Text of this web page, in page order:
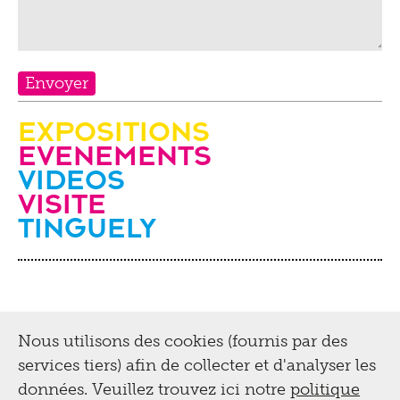
Expositions
evenements
videos
Visite
Tinguely
Nous utilisons des cookies (fournis par des
services tiers) afin de collecter et d'analyser les
données. Veuillez trouvez ici notre politique